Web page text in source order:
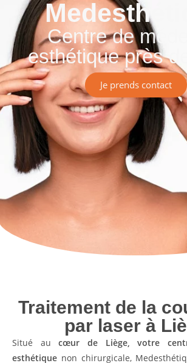
Centre de
esthétique près
Je prends contact
Traitement de la
par laser à
Situé aucœur de Liège, votre
esthétique non chirurgicale,